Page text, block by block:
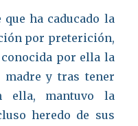
ha caducado la
por preterición,
por ella la
madre y tras tener
ella, mantuvo la
heredo de sus